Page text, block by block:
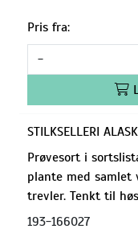
Pris fra:
-
STILKSELLERI
Prøvesort i
plante med samlet
trevler. Tenkt til
193-166027